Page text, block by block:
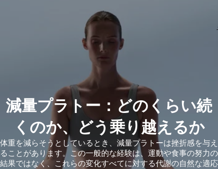
減量プラトー：どのくらい続
くのか、どう乗り越えるか
体重を減らそうとしているとき、減量プラトーは挫折感を与え
ることがあります。この一般的な経験は、運動や食事の努力の
結果ではなく、これらの変化すべてに対する代謝の自然な適応